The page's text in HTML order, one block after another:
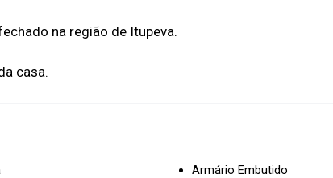
na região de Itupeva.
Armário Embutido